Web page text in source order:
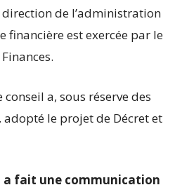
de l’administration
financière est exercée par le
conseil a, sous réserve des
le projet de Décret et
a fait une communication